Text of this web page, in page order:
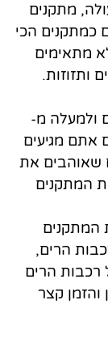
מתקנים
כמתקנים הכי
מתאימים
ותזוזות.
שונים ולמעלה מ-
אתם מגיעים
שאוהבים את
המתקנים
המתקנים
הרים,
רכבות הרים
והזמן קצר